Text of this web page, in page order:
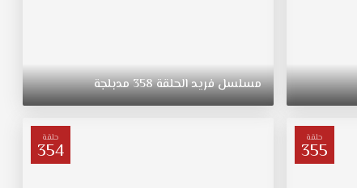
مسلسلفريدالحلقة358مدبلجة
حلقة
355
حلقة
354